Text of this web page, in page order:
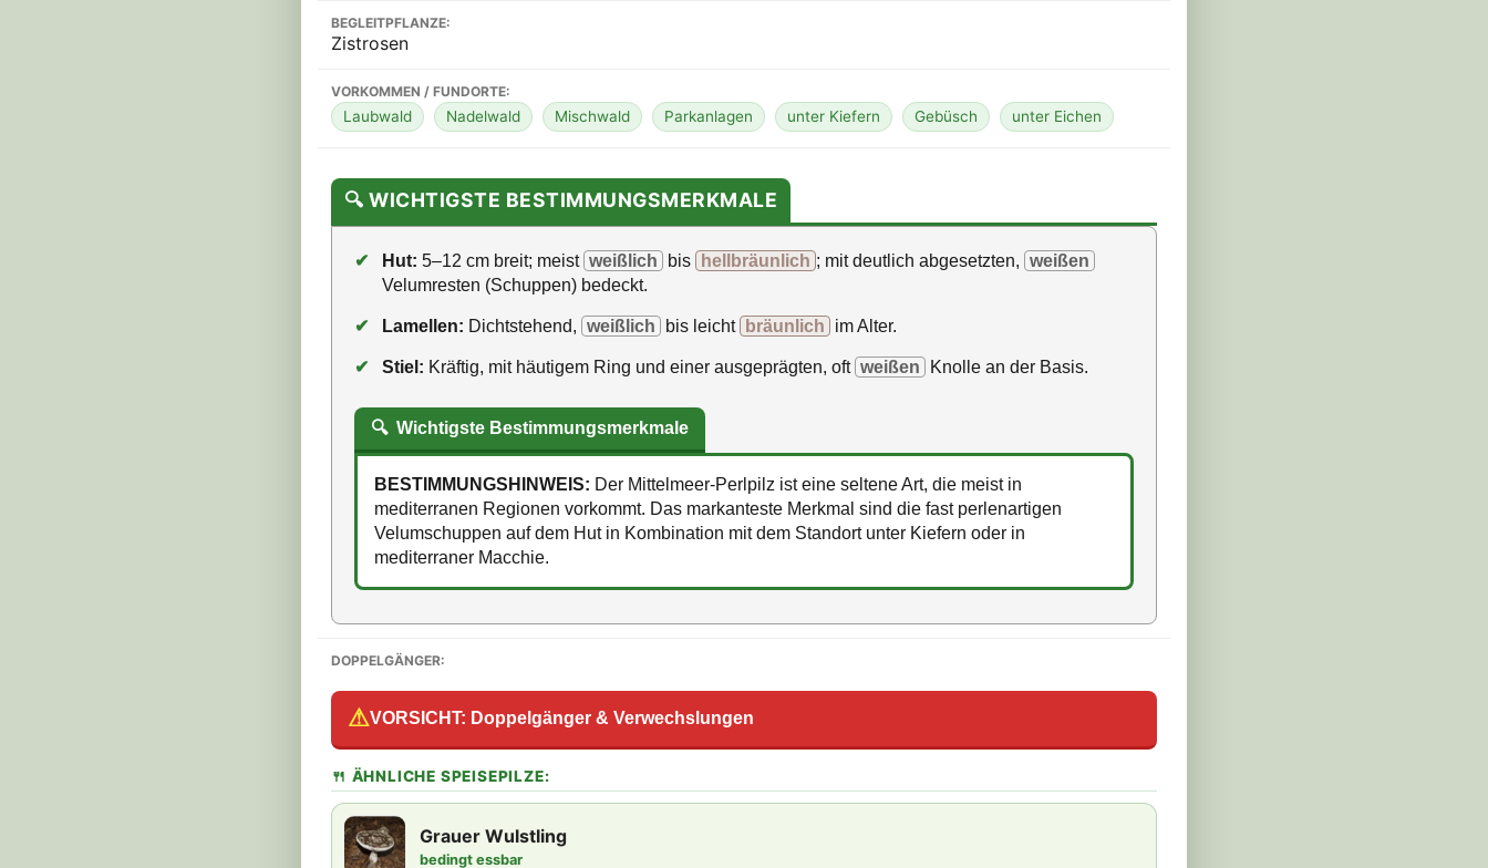
BEGLEITPFLANZE:
Zistrosen
VORKOMMEN / FUNDORTE:
Laubwald Nadelwald Mischwald Parkanlagen unter Kiefern Gebüsch unter Eichen
🔍 WICHTIGSTE BESTIMMUNGSMERKMALE
✔ Hut: 5–12 cm breit; meist weißlich bis hellbräunlich ; mit deutlich abgesetzten, weißen
Velumresten (Schuppen) bedeckt.
✔ Lamellen: Dichtstehend, weißlich bis leicht bräunlich im Alter.
✔ Stiel: Kräftig, mit häutigem Ring und einer ausgeprägten, oft weißen Knolle an der Basis.
🔍 Wichtigste Bestimmungsmerkmale
BESTIMMUNGSHINWEIS: Der Mittelmeer-Perlpilz ist eine seltene Art, die meist in
mediterranen Regionen vorkommt. Das markanteste Merkmal sind die fast perlenartigen
Velumschuppen auf dem Hut in Kombination mit dem Standort unter Kiefern oder in
mediterraner Macchie.
DOPPELGÄNGER:
⚠VORSICHT: Doppelgänger & Verwechslungen
🍴 ÄHNLICHE SPEISEPILZE:
Grauer Wulstling
bedingt essbar